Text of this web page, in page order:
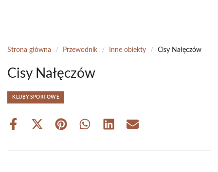
Strona główna / Przewodnik / Inne obiekty / Cisy Nałęczów
Cisy Nałęczów
KLUBY SPORTOWE
Share
Share
(Twitter)
Share Share Share Share